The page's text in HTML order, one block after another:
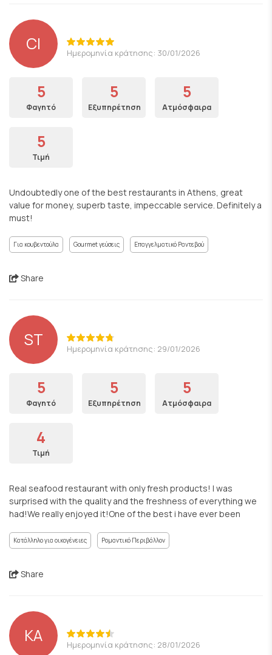
CI Ημερομηνία κράτησης: 30/01/2026
5
Φαγητό
5
Εξυπηρέτηση
5
Ατμόσφαιρα
5
Τιμή
Undoubtedly one of the best restaurants in Athens, great
value for money, superb taste, impeccable service. Definitely a
must!
Για κουβεντούλα Gourmet γεύσεις Επαγγελματικό Ραντεβού
Share
ST Ημερομηνία κράτησης: 29/01/2026
5
Φαγητό
5
Εξυπηρέτηση
5
Ατμόσφαιρα
4
Τιμή
Real seafood restaurant with only fresh products! I was
surprised with the quality and the freshness of everything we
had!We really enjoyed it!One of the best i have ever been
Κατάλληλο για οικογένειες Ρομαντικό Περιβάλλον
Share
KA Ημερομηνία κράτησης: 28/01/2026